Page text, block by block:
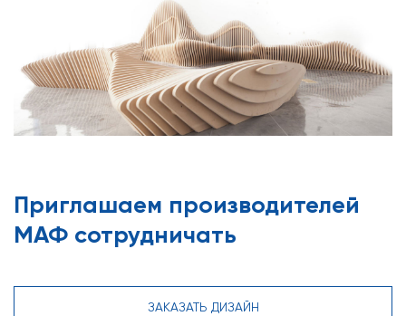
Приглашаем производителей
МАФ сотрудничать
ЗАКАЗАТЬ ДИЗАЙН